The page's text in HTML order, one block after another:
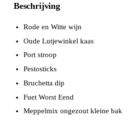
Beschrijving
Rode en Witte wijn
Oude Lutjewinkel kaas
Port stroop
Pestosticks
Bruchetta dip
Fuet Worst Eend
Meppelmix ongezout kleine bak